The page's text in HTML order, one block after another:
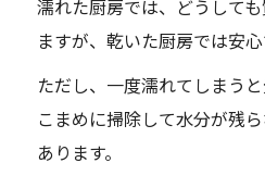
濡れた厨房では、どうして
ますが、乾いた厨房では安心
ただし、一度濡れてしまう
こまめに掃除して水分が残
あります。